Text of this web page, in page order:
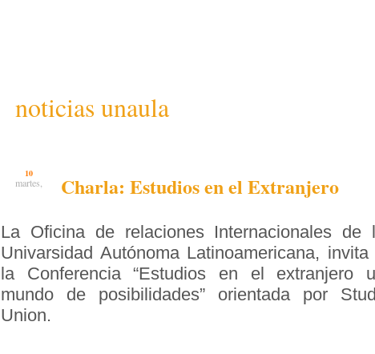
noticias unaula
10
martes, Charla: Estudios en el Extranjero
La Oficina de relaciones Internacionales de
Univarsidad Autónoma Latinoamericana, invita
la Conferencia “Estudios en el extranjero
mundo de posibilidades” orientada por
Union.